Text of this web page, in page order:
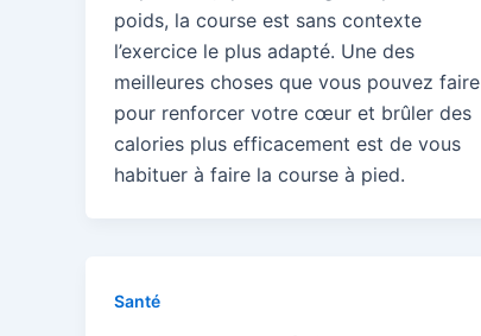
poids, la course est sans contexte
l’exercice le plus adapté. Une des
meilleures choses que vous pouvez faire
pour renforcer votre cœur et brûler des
calories plus efficacement est de vous
habituer à faire la course à pied.
Santé